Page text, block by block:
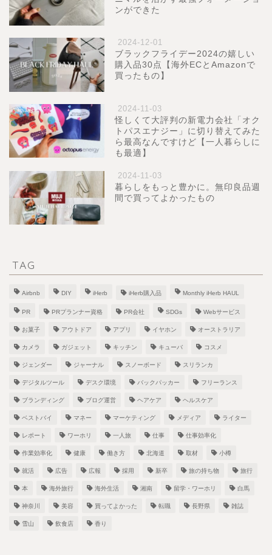
ンができた
2024-12-01
ブラックフライデー2024の嬉しい
購入品30点【海外ECとAmazonで
買ったもの】
2024-11-03
怪しくて大評判の新電力会社「オク
トパスエナジー」に切り替えてみた
ら最高なんですけど【一人暮らしに
も最適】
2024-11-03
暮らしをもっと豊かに。無印良品週
間で買ってよかったもの
TAG
Airbnb DIY iHerb iHerb購入品 Monthly iHerb HAUL
PR PRプランナー資格 PR会社 SDGs Webサービス
お菓子 アウトドア アプリ イヤホン オーストラリア
カメラ ガジェット キッチン キューバ コスメ
ジェンダー ジャーナル スノーボード スリランカ
デジタルツール デスク環境 バックパッカー フリーランス
ブランディング ブログ運営 ヘアケア ヘルスケア
ベストバイ マネー マーケティング メディア ライター
レポート ワーホリ 一人旅 仕事 仕事効率化
作業効率化 健康 働き方 北海道 取材 小樽
就活 広告 広報 採用 新卒 旅の持ち物 旅行
本 海外旅行 海外生活 湘南 留学・ワーホリ 白馬
神奈川 美容 買ってよかった 転職 長野県 雑誌
雪山 飲食店 香り